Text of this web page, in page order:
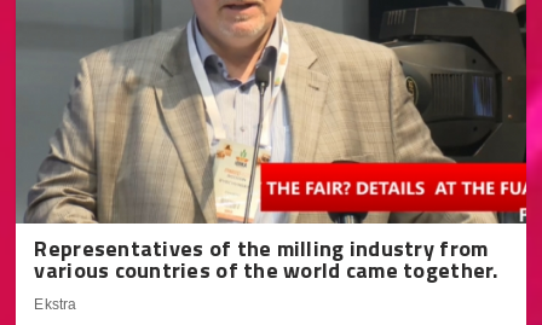
Representatives of the milling industry from
various countries of the world came together.
Ekstra